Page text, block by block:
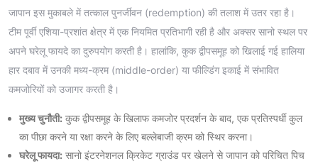
जापान इस मुकाबले में तत्काल पुनर्जीवन (redemption) की तलाश में उतर रहा है।
टीम पूर्वी एशिया-प्रशांत क्षेत्र में एक नियमित प्रतिभागी रही है और अक्सर सानो स्थल पर
अपने घरेलू फायदे का दुरुपयोग करती है। हालांकि, कुक द्वीपसमूह को खिलाई गई हालिया
हार दबाव में उनकी मध्य-क्रम (middle-order) या फील्डिंग इकाई में संभावित
कमजोरियों को उजागर करती है।
मुख्य चुनौती: कुक द्वीपसमूह के खिलाफ कमजोर प्रदर्शन के बाद, एक प्रतिस्पर्धी कुल
का पीछा करने या रक्षा करने के लिए बल्लेबाजी क्रम को स्थिर करना।
घरेलू फायदा: सानो इंटरनेशनल क्रिकेट ग्राउंड पर खेलने से जापान को परिचित पिच